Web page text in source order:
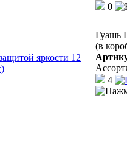
0
Гуашь
(в
4